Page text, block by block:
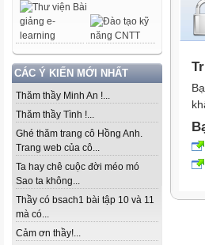
CÁC Ý KIẾN MỚI NHẤT
Thăm thầy Minh An !...
Thăm thầy Tình !...
Ghé thăm trang cô Hồng Anh.
Trang web của cô...
Ta hay chê cuộc đời méo mó
Sao ta không...
Thầy có bsach1 bài tập 10 và 11
mà có...
Cảm ơn thầy!...